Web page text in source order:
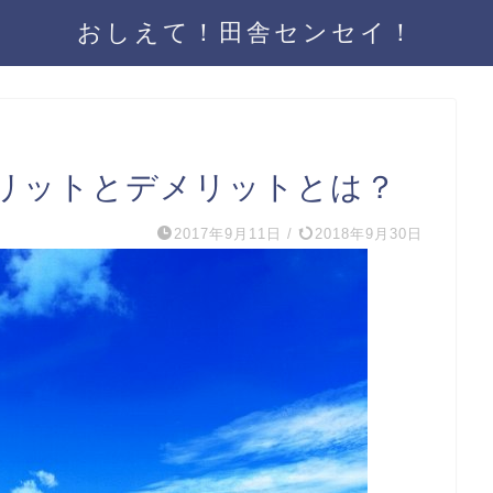
おしえて！田舎センセイ！
ットとデメリットとは？
2017年9月11日 / 2018年9月30日